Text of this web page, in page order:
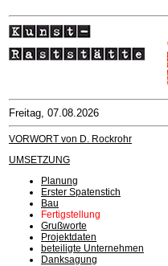
Freitag, 07.08.2026
VORWORT von D. Rockrohr
UMSETZUNG
Planung
Erster Spatenstich
Bau
Fertigstellung
Grußworte
Projektdaten
beteiligte Unternehmen
Danksagung